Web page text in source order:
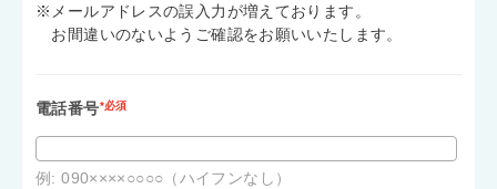
※メールアドレスの誤入力が増えております。
お間違いのないようご確認をお願いいたします。
電話番号*必須
例: 090××××○○○○（ハイフンなし）